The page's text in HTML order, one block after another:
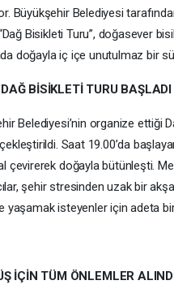
Büyükşehir Belediyesi
Bisikleti Turu”, doğasever
doğayla iç içe unutulmaz bir
BİSİKLETİ TURU BAŞLADI
Belediyesi’nin organize ettiği
Saat 19.00’da
çevirerek doğayla bütünleşti.
şehir stresinden uzak bir
yaşamak isteyenler için adeta
İÇİN TÜM ÖNLEMLER